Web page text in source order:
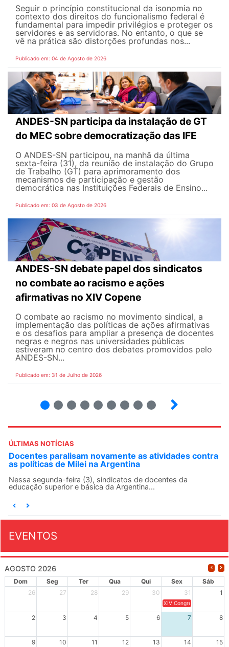
Seguir o princípio constitucional da isonomia no
contexto dos direitos do funcionalismo federal é
fundamental para impedir privilégios e proteger os
servidores e as servidoras. No entanto, o que se
vê na prática são distorções profundas nos...
Publicado em: 04 de Agosto de 2026
ANDES-SN participa da instalação de GT
do MEC sobre democratização das IFE
O ANDES-SN participou, na manhã da última
sexta-feira (31), da reunião de instalação do Grupo
de Trabalho (GT) para aprimoramento dos
mecanismos de participação e gestão
democrática nas Instituições Federais de Ensino...
Publicado em: 03 de Agosto de 2026
ANDES-SN debate papel dos sindicatos
no combate ao racismo e ações
afirmativas no XIV Copene
O combate ao racismo no movimento sindical, a
implementação das políticas de ações afirmativas
e os desafios para ampliar a presença de docentes
negras e negros nas universidades públicas
estiveram no centro dos debates promovidos pelo
ANDES-SN...
Publicado em: 31 de Julho de 2026
ÚLTIMAS NOTÍCIAS
contra ANDES-SN convoca docentes para Dia de
Solidariedade Internacionalista com Cuba em 13
O ANDES-SN conclama suas seções sindicais e o
EVENTOS
AGOSTO 2026
Dom Seg Ter Qua Qui Sex
Sáb
26
27 28 29 30 31 1
XIV Congresso Brasileiro
2 3 4 5 6 7 8
9 10 11 12 13 14 15